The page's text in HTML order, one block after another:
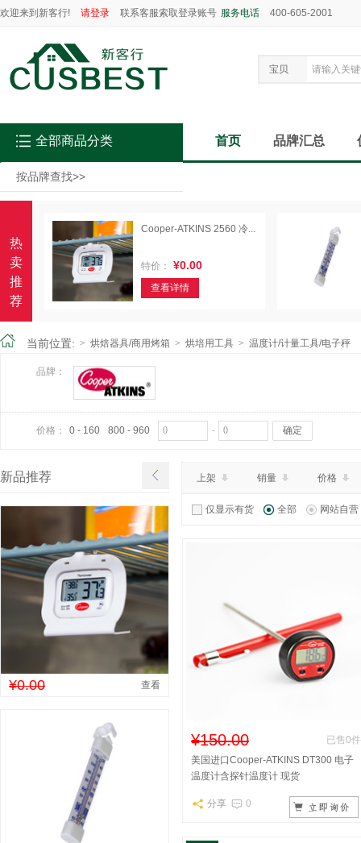
欢迎来到新客行! 请登录 联系客服索取登录账号 服务电话 400-605-2001
宝贝
按品牌查找>>
全部商品分类 首页 品牌汇总
热
卖
推
荐
Cooper-ATKINS 2560 冷...
特价： ¥0.00
查看详情
当前位置: > 烘焙器具/商用烤箱 > 烘培用工具 > 温度计/计量工具/电子秤
品牌：
价格： 0 - 160 800 - 960 确定
新品推荐
¥0.00 查看
上架 销量 价格
仅显示有货 全部 网站自营
¥150.00
已售0件
美国进口Cooper-ATKINS DT300 电子
温度计含探针温度计 现货
分享 0